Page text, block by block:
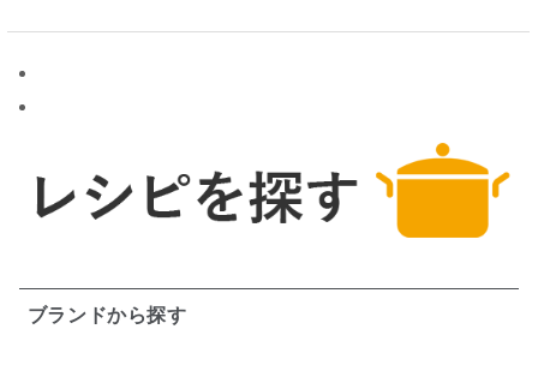
ブランドから探す